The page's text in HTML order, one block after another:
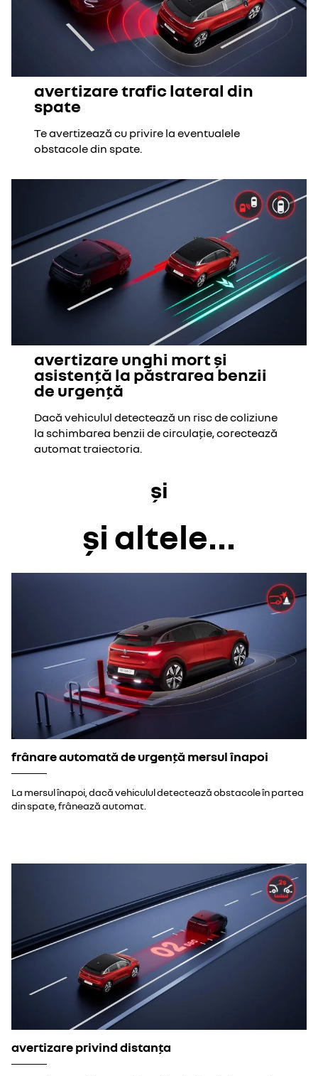
avertizare trafic lateral din
spate
Te avertizează cu privire la eventualele
obstacole din spate.
avertizare unghi mort și
asistență la păstrarea benzii
de urgență
Dacă vehiculul detectează un risc de coliziune
la schimbarea benzii de circulație, corectează
automat traiectoria.
și
și altele...
frânare automată de urgență mersul înapoi
La mersul înapoi, dacă vehiculul detectează obstacole în partea
din spate, frânează automat.
avertizare privind distanța